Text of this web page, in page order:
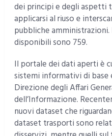
dei principi e degli aspetti
applicarsi al riuso e
pubbliche
disponibili sono 759.
Il portale dei dati aperti è
sistemi informativi di base
Direzione degli Affari
dell’Informazione.
nuovi dataset che
dataset trasporti sono